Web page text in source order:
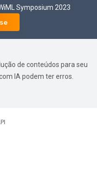
Symposium 2023
de conteúdos para seu
IA podem ter erros.